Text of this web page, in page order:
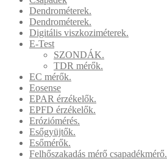
Dendrométerek.
Dendrométerek.
Digitális viszkoziméterek.
E-Test
SZONDÁK.
TDR mérők.
EC mérők.
Eosense
EPAR érzékelők.
EPFD érzékelők.
Eróziómérés.
Esőgyüjtők.
Esőmérők.
Felhőszakadás mérő csapadékmérő.